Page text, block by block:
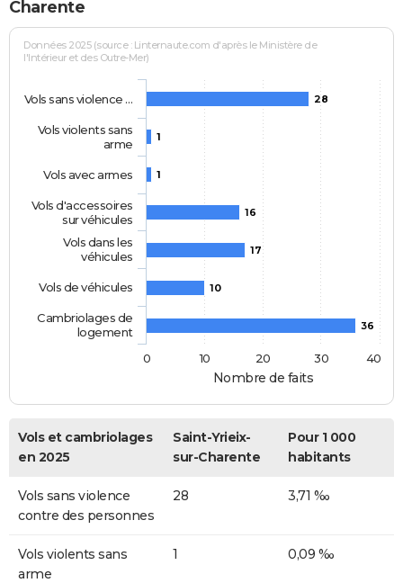
Charente
Nombre de faits
Données 2025 (source : Linternaute.com d'après le Ministère de
l'Intérieur et des Outre-Mer)
28
1
1
16
17
10
36
Vols sans violence …
Vols violents sans
arme
Vols avec armes
Vols d'accessoires
sur véhicules
Vols dans les
véhicules
Vols de véhicules
Cambriolages de
logement
0
10 20 30 40
Vols et cambriolages
en 2025
Saint-Yrieix-
sur-Charente
Pour 1 000
habitants
Vols sans violence
contre des personnes
28 3,71 ‰
Vols violents sans
arme
1 0,09 ‰